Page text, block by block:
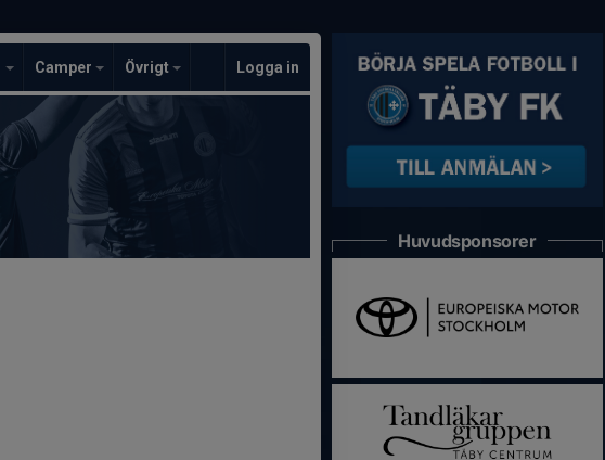
Camper Övrigt Logga in
Huvudsponsorer